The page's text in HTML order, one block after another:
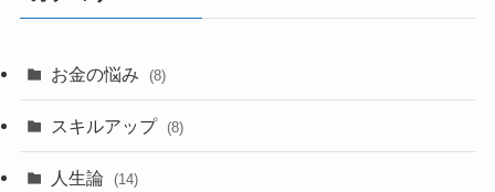
お金の悩み (8)
スキルアップ (8)
人生論 (14)